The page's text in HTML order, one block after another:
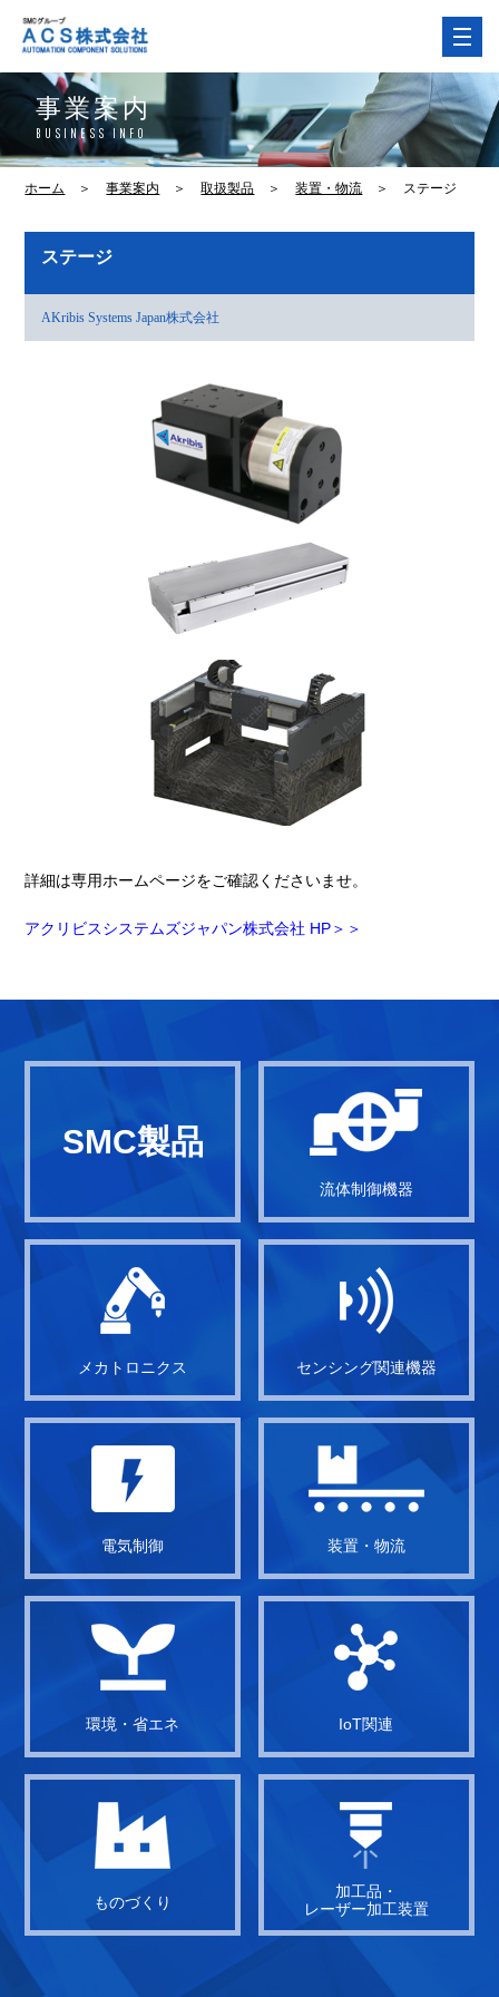
事業案内
BUSINESS INFO
ホーム ＞ 事業案内 ＞ 取扱製品 ＞ 装置・物流 ＞ ステージ
ステージ
AKribis Systems Japan株式会社
詳細は専用ホームページをご確認くださいませ。
アクリビスシステムズジャパン株式会社 HP＞＞
SMC製品
流体制御機器
メカトロニクス センシング関連機器
電気制御 装置・物流
環境・省エネ IoT関連
ものづくり
加工品・
レーザー加工装置